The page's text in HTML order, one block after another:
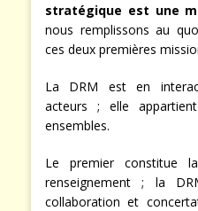
stratégique est une
nous remplissons au
ces deux premières
La DRM est en
acteurs ; elle
ensembles.
Le premier constitue
renseignement ; la
collaboration et